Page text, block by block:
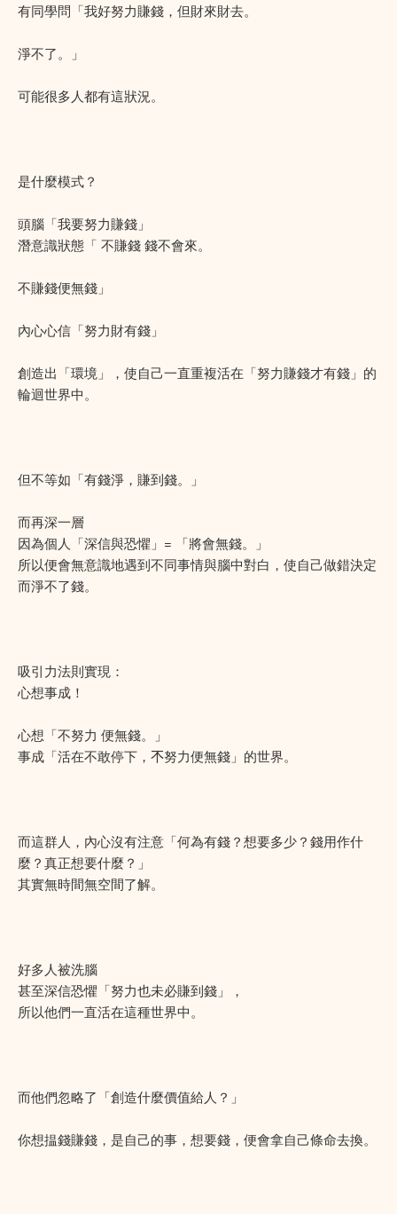
有同學問「我好努力賺錢，但財來財去。
淨不了。」
可能很多人都有這狀況。
是什麼模式？
頭腦「我要努力賺錢」
潛意識狀態「 不賺錢 錢不會來。
不賺錢便無錢」
內心心信「努力財有錢」
創造出「環境」，使自己一直重複活在「努力賺錢才有錢」的
輪迴世界中。
但不等如「有錢淨，賺到錢。」
而再深一層
因為個人「深信與恐懼」= 「將會無錢。」
所以便會無意識地遇到不同事情與腦中對白，使自己做錯決定
而淨不了錢。
吸引力法則實現：
心想事成！
心想「不努力 便無錢。」
事成「活在不敢停下，𣎴努力便無錢」的世界。
而這群人，內心沒有注意「何為有錢？想要多少？錢用作什
麼？真正想要什麼？」
其實無時間無空間了解。
好多人被洗腦
甚至深信恐懼「努力也未必賺到錢」，
所以他們一直活在這種世界中。
而他們忽略了「創造什麼價值給人？」
你想揾錢賺錢，是自己的事，想要錢，便會拿自己條命去換。